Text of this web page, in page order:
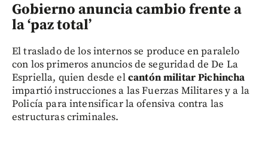
Gobierno anuncia cambio frente a
la ‘paz total’
El traslado de los internos se produce en paralelo
con los primeros anuncios de seguridad de De La
Espriella, quien desde elcantón militar Pichincha
impartió instrucciones a las Fuerzas Militares y a la
Policía para intensificar la ofensiva contra las
estructuras criminales.